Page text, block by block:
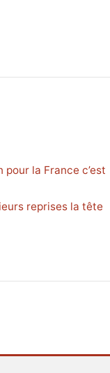
la France c’est
reprises la tête